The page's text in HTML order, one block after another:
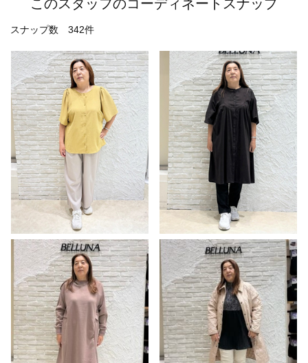
このスタッフのコーディネートスナップ
スナップ数 342件